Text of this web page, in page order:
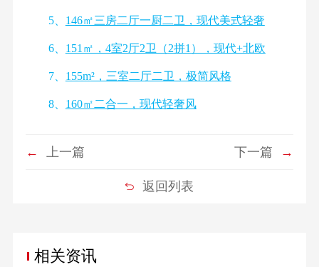
5、 146㎡三房二厅一厨二卫，现代美式轻奢
6、 151㎡，4室2厅2卫（2拼1），现代+北欧
7、 155m²，三室二厅二卫，极简风格
8、 160㎡二合一，现代轻奢风
← 上一篇 下一篇 →
返回列表
相关资讯